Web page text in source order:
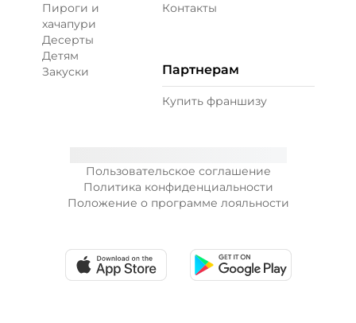
Пользовательское соглашение
Политика конфиденциальности
Положение о программе лояльности
Пироги и
хачапури
Десерты
Детям
Закуски
Контакты
Партнерам
Купить франшизу